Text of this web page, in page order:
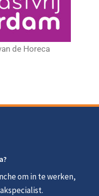
de Horeca
om in te werken,